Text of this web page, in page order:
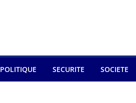
POLITIQUE SECURITE SOCIETE